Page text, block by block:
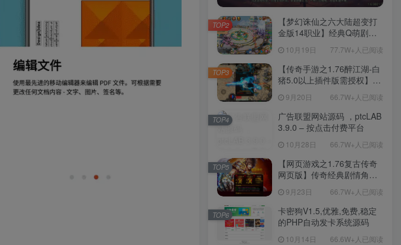
【梦幻诛仙之六大陆超变打
金版14职业】经典Q萌剧情
Linux服务端源码视频架设教
程-新版多功能GM网页后台
工具-安卓苹果IOS双端版
本！
10月19日 77.7W+人已阅读
TOP2
【传奇手游之1.76醉江湖-白
猪5.0以上插件版需授权】三
手游-Win服务端源码视频架
设教程-新版GM多功能网页
授权物品后台-九层妖塔-法宠
系统-历练殿堂-尸家重地-GM
直冲网页后台-安卓苹果IOS
双端版本！
9月20日 66.7W+人已阅读
TOP3
广告联盟网站源码 ，ptcLAB
3.9.0 – 按点击付费平台
10月28日 66.7W+人已阅读
TOP4
【网页游戏之1.76复古传奇
网页版】传奇经典剧情角色
Win服务端源码视频架设教
程！
9月23日 66.7W+人已阅读
TOP5
卡密狗V1.5,优雅,免费,稳定
的PHP自动发卡系统源码
10月14日 66.6W+人已阅读
TOP6